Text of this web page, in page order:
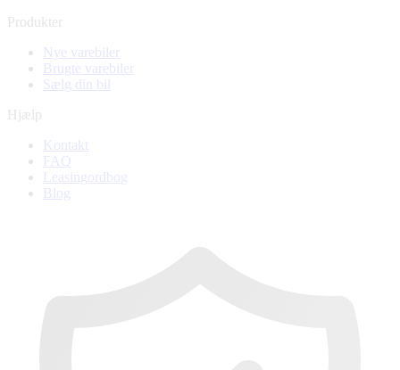
Produkter
Nye varebiler
Brugte varebiler
Sælg din bil
Hjælp
Kontakt
FAQ
Leasingordbog
Blog